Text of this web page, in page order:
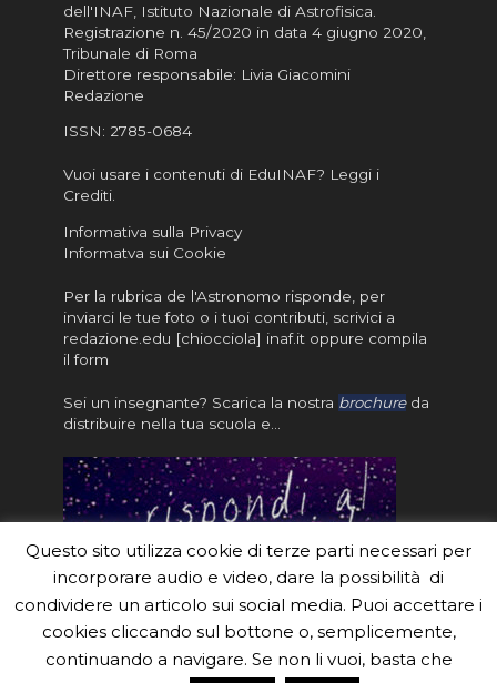
dell'INAF, Istituto Nazionale di Astrofisica
Registrazione n. 45/2020 in data 4 giugno 2020,
Tribunale di Roma
Direttore responsabile: Livia Giacomini
Redazione
ISSN: 2785-0684
Vuoi usare i contenuti di EduINAF? Leggi i
Crediti.
Informativa sulla Privacy
Informatva sui Cookie
Per la rubrica de l'Astronomo risponde, per
inviarci le tue foto o i tuoi contributi, scrivici a
redazione.edu [chiocciola] inaf.it oppure compila
il form
Sei un insegnante? Scarica la nostra brochureda
distribuire nella tua scuola e…
#eduinaf #inaf #astronomyforabetterworld.
Questo sito utilizza cookie di terze parti necessari per
incorporare audio e video, dare la possibilità di
condividere un articolo sui social media. Puoi accettare i
cookies cliccando sul bottone o, semplicemente,
continuando a navigare. Se non li vuoi, basta che